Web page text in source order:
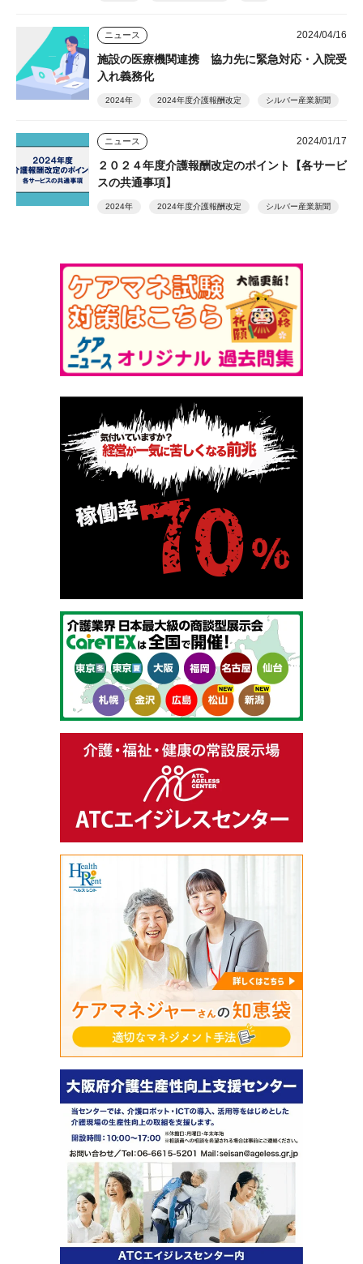
ニュース 2024/04/16
施設の医療機関連携 協力先に緊急対応・入院受
入れ義務化
2024年 2024年度介護報酬改定 シルバー産業新聞
ニュース 2024/01/17
２０２４年度介護報酬改定のポイント【各サービ
スの共通事項】
2024年 2024年度介護報酬改定 シルバー産業新聞